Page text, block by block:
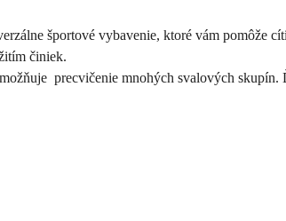
športové vybavenie, ktoré vám pomôže
činiek.
precvičenie mnohých svalových